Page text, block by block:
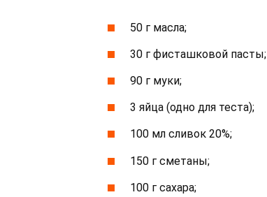
50 г масла;
30 г фисташковой пасты;
90 г муки;
3 яйца (одно для теста);
100 мл сливок 20%;
150 г сметаны;
100 г сахара;